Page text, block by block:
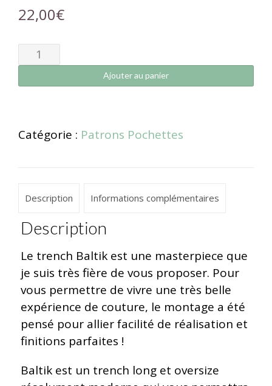
22,00€
Ajouter au panier
Catégorie : Patrons Pochettes
Description Informations complémentaires
Description
Le trench Baltik est une masterpiece que
je suis très fière de vous proposer. Pour
vous permettre de vivre une très belle
expérience de couture, le montage a été
pensé pour allier facilité de réalisation et
finitions parfaites !
Baltik est un trench long et oversize